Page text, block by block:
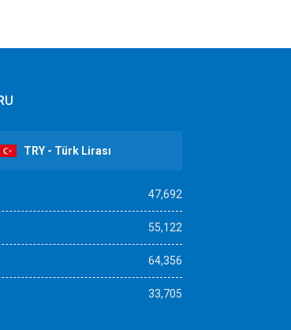
TRY - Türk Lirası
47,692
55,122
64,356
33,705